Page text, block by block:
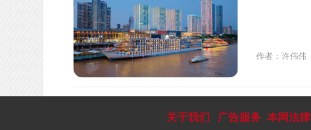
作者：许伟伟
关于我们 广告服务 本网法律